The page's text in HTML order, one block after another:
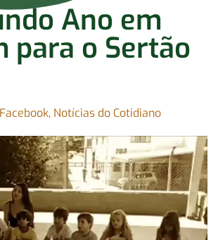
Ano em
para o Sertão
Facebook, Notícias do Cotidiano